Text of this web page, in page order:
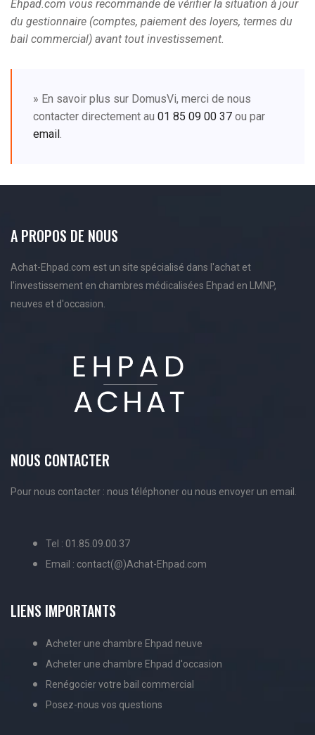
Ehpad.com vous recommande de vérifier la situation à jour
du gestionnaire (comptes, paiement des loyers, termes du
bail commercial) avant tout investissement.
» En savoir plus sur DomusVi, merci de nous
contacter directement au 01 85 09 00 37 ou par
email
A PROPOS DE NOUS
Achat-Ehpad.com est un site spécialisé dans l'achat et
l'investissement en chambres médicalisées Ehpad en LMNP,
neuves et d'occasion.
NOUS CONTACTER
Pour nous contacter : nous téléphoner ou nous envoyer un email.
Tel : 01.85.09.00.37
Email : contact(@)Achat-Ehpad.com
LIENS IMPORTANTS
Acheter une chambre Ehpad neuve
Acheter une chambre Ehpad d'occasion
Renégocier votre bail commercial
Posez-nous vos questions